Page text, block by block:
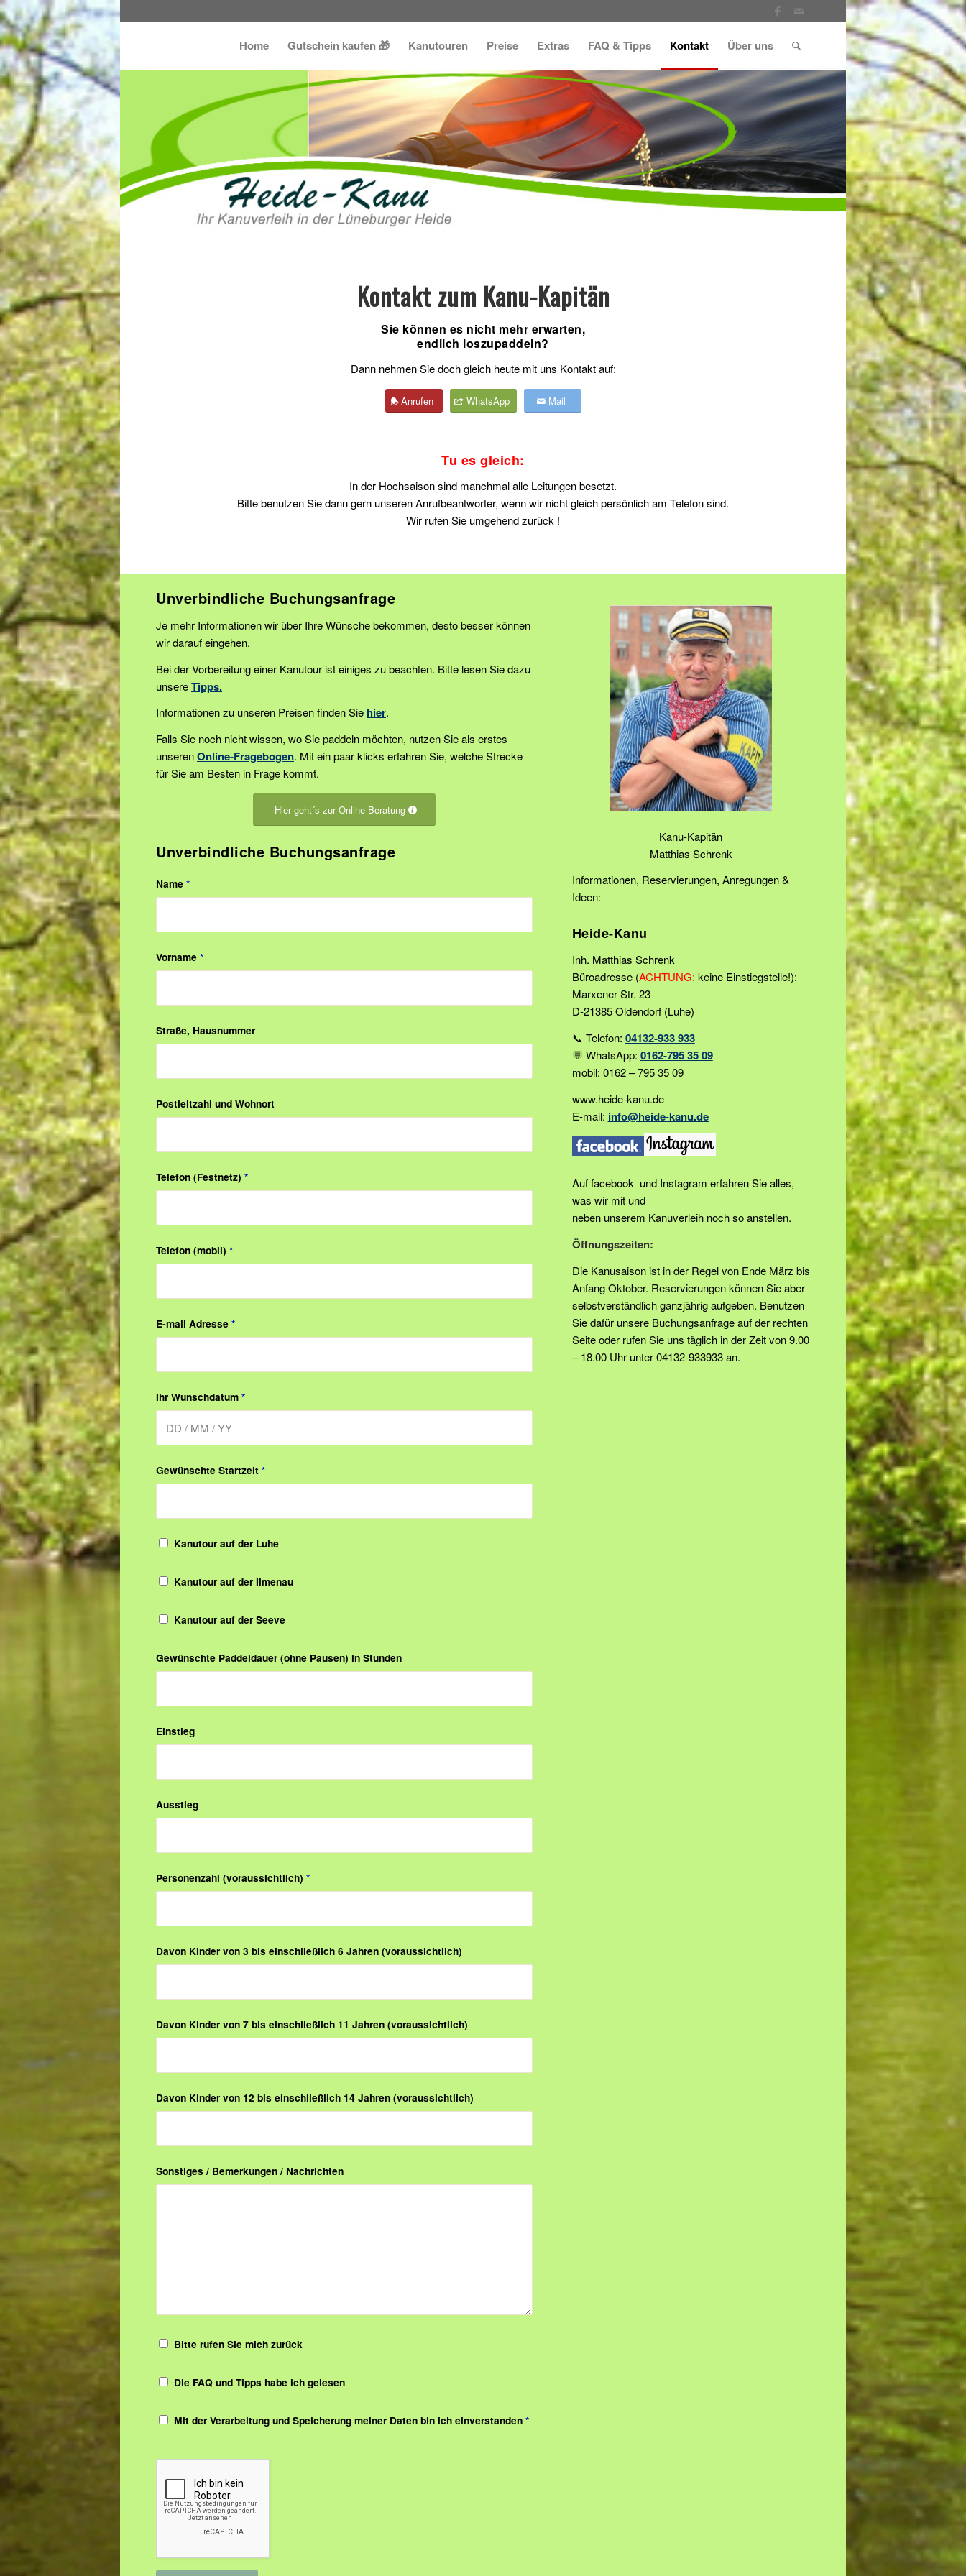
Home Gutschein kaufen 🎁 Kanutouren Preise Extras FAQ & Tipps Kontakt Über uns
Kontakt zum Kanu-Kapitän
Sie können es nicht mehr erwarten,
endlich loszupaddeln?
Dann nehmen Sie doch gleich heute mit uns Kontakt auf:
Anrufen WhatsApp Mail
Tu es gleich:
In der Hochsaison sind manchmal alle Leitungen besetzt.
Bitte benutzen Sie dann gern unseren Anrufbeantworter, wenn wir nicht gleich persönlich am Telefon sind.
Wir rufen Sie umgehend zurück !
Unverbindliche Buchungsanfrage
Je mehr Informationen wir über Ihre Wünsche bekommen, desto besser können
wir darauf eingehen.
Bei der Vorbereitung einer Kanutour ist einiges zu beachten. Bitte lesen Sie dazu
unsereTipps.
Informationen zu unseren Preisen finden Sie hier.
Falls Sie noch nicht wissen, wo Sie paddeln möchten, nutzen Sie als erstes
unserenOnline-Fragebogen. Mit ein paar klicks erfahren Sie, welche Strecke
für Sie am Besten in Frage kommt.
Hier geht´s zur Online Beratung
Unverbindliche Buchungsanfrage
Name *
Vorname *
Straße, Hausnummer
Postleitzahl und Wohnort
Telefon (Festnetz) *
Telefon (mobil) *
E-mail Adresse *
Ihr Wunschdatum *
Gewünschte Startzeit *
Kanutour auf der Luhe
Kanutour auf der Ilmenau
Kanutour auf der Seeve
Gewünschte Paddeldauer (ohne Pausen) in Stunden
Einstieg
Ausstieg
Personenzahl (voraussichtlich) *
Davon Kinder von 3 bis einschließlich 6 Jahren (voraussichtlich)
Davon Kinder von 7 bis einschließlich 11 Jahren (voraussichtlich)
Davon Kinder von 12 bis einschließlich 14 Jahren (voraussichtlich)
Sonstiges / Bemerkungen / Nachrichten
Bitte rufen Sie mich zurück
Die FAQ und Tipps habe ich gelesen
Mit der Verarbeitung und Speicherung meiner Daten bin ich einverstanden *
Kanu-Kapitän
Matthias Schrenk
Informationen, Reservierungen, Anregungen &
Ideen:
Heide-Kanu
Inh. Matthias Schrenk
Büroadresse (ACHTUNG: keine Einstiegstelle!):
Marxener Str. 23
D-21385 Oldendorf (Luhe)
📞 Telefon: 04132‑933 933
💬 WhatsApp: 0162-795 35 09
mobil: 0162 – 795 35 09
www.heide-kanu.de
E-mail: info@heide-kanu.de
Auf facebook und Instagram erfahren Sie alles,
was wir mit und
neben unserem Kanuverleih noch so anstellen.
Öffnungszeiten:
Die Kanusaison ist in der Regel von Ende März bis
Anfang Oktober. Reservierungen können Sie aber
selbstverständlich ganzjährig aufgeben. Benutzen
Sie dafür unsere Buchungsanfrage auf der rechten
Seite oder rufen Sie uns täglich in der Zeit von 9.00
– 18.00 Uhr unter 04132-933933 an.